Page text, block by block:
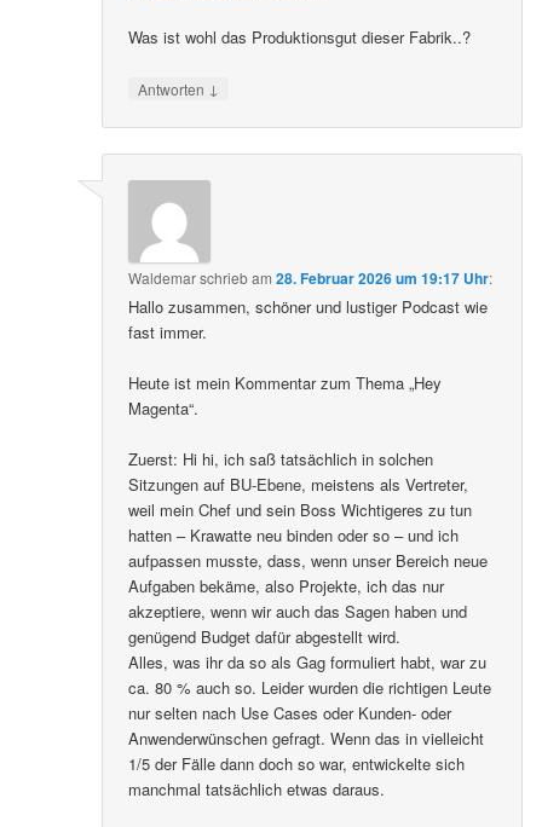
Was ist wohl das Produktionsgut dieser Fabrik..?
Antworten ↓
Waldemarschriebam28. Februar 2026 um 19:17 Uhr:
Hallo zusammen, schöner und lustiger Podcast wie
fast immer.
Heute ist mein Kommentar zum Thema „Hey
Magenta“.
Zuerst: Hi hi, ich saß tatsächlich in solchen
Sitzungen auf BU-Ebene, meistens als Vertreter,
weil mein Chef und sein Boss Wichtigeres zu tun
hatten – Krawatte neu binden oder so – und ich
aufpassen musste, dass, wenn unser Bereich neue
Aufgaben bekäme, also Projekte, ich das nur
akzeptiere, wenn wir auch das Sagen haben und
genügend Budget dafür abgestellt wird.
Alles, was ihr da so als Gag formuliert habt, war zu
ca. 80 % auch so. Leider wurden die richtigen Leute
nur selten nach Use Cases oder Kunden- oder
Anwenderwünschen gefragt. Wenn das in vielleicht
1/5 der Fälle dann doch so war, entwickelte sich
manchmal tatsächlich etwas daraus.